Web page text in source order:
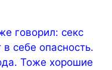
говорил: секс
себе опасность.
Тоже хорошие